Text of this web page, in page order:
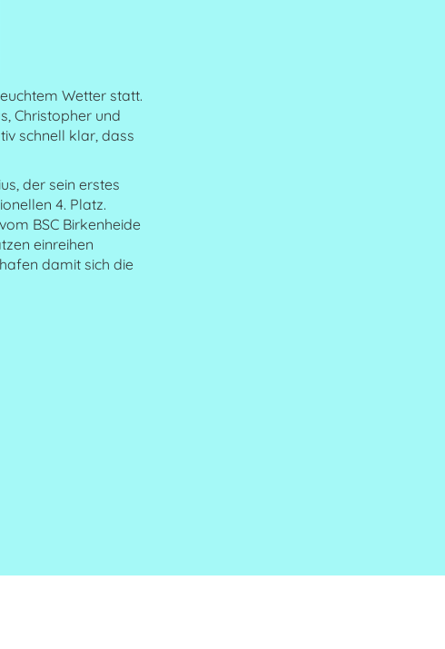
Wetter statt.
Christopher und
schnell klar, dass
der sein erstes
4. Platz.
BSC Birkenheide
einreihen
damit sich die